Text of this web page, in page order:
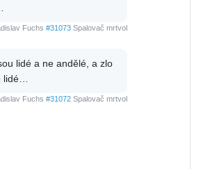
Fuchs #31073 Spalovač mrtvol
lidé a ne andělé, a zlo
lidé…
Fuchs #31072 Spalovač mrtvol